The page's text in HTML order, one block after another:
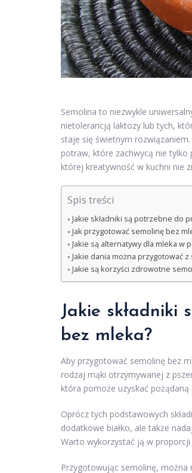
Semolina to niezwykle
nietolerancją laktozy lub tych,
staje się świetnym
potraw, które zachwycą nie tylko
której kreatywność w kuchni nie
Spis treści
Jakie składniki są potrzebne do
Jak przygotować semolinę bez
Jakie są alternatywy dla mleka w
Jakie dania można przygotować
Jakie są korzyści zdrowotne
Jakie składniki
bez mleka?
Aby przygotować semolinę bez
rodzaj mąki otrzymywanej z
która pomoże uzyskać
Oprócz tych podstawowych
dodatkowe białko, ale także
Warto wykorzystać ją w
Przygotowując semolinę,